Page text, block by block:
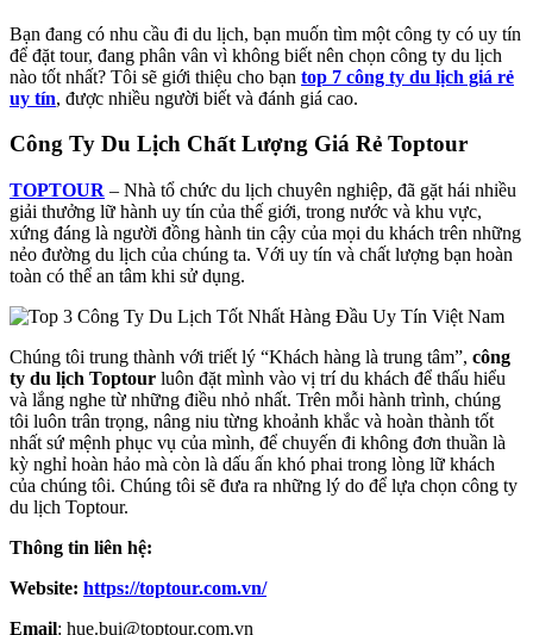
Bạn đang có nhu cầu đi du lịch, bạn muốn tìm một công ty có uy tín
để đặt tour, đang phân vân vì không biết nên chọn công ty du lịch
nào tốt nhất? Tôi sẽ giới thiệu cho bạn top 7 công ty du lịch giá rẻ
uy tín, được nhiều người biết và đánh giá cao.
Công Ty Du Lịch Chất Lượng Giá Rẻ Toptour
TOPTOUR – Nhà tổ chức du lịch chuyên nghiệp, đã gặt hái nhiều
giải thưởng lữ hành uy tín của thế giới, trong nước và khu vực,
xứng đáng là người đồng hành tin cậy của mọi du khách trên những
nẻo đường du lịch của chúng ta. Với uy tín và chất lượng bạn hoàn
toàn có thể an tâm khi sử dụng.
Chúng tôi trung thành với triết lý “Khách hàng là trung tâm”, công
ty du lịch Toptour luôn đặt mình vào vị trí du khách để thấu hiểu
và lắng nghe từ những điều nhỏ nhất. Trên mỗi hành trình, chúng
tôi luôn trân trọng, nâng niu từng khoảnh khắc và hoàn thành tốt
nhất sứ mệnh phục vụ của mình, để chuyến đi không đơn thuần là
kỳ nghỉ hoàn hảo mà còn là dấu ấn khó phai trong lòng lữ khách
của chúng tôi. Chúng tôi sẽ đưa ra những lý do để lựa chọn công ty
du lịch Toptour.
Thông tin liên hệ:
Website: https://toptour.com.vn/
Email: hue.bui@toptour.com.vn